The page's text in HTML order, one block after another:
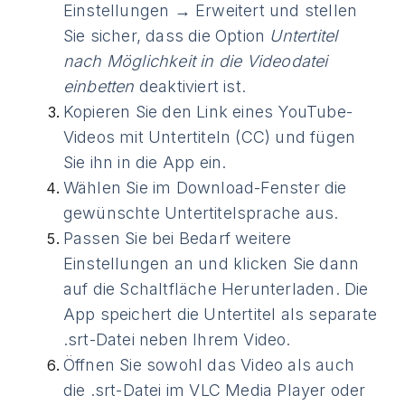
Einstellungen → Erweitert und stellen
Sie sicher, dass die Option Untertitel
nach Möglichkeit in die Videodatei
einbetten deaktiviert ist.
Kopieren Sie den Link eines YouTube-
Videos mit Untertiteln (CC) und fügen
Sie ihn in die App ein.
Wählen Sie im Download-Fenster die
gewünschte Untertitelsprache aus.
Passen Sie bei Bedarf weitere
Einstellungen an und klicken Sie dann
auf die Schaltfläche Herunterladen. Die
App speichert die Untertitel als separate
.srt-Datei neben Ihrem Video.
Öffnen Sie sowohl das Video als auch
die .srt-Datei im VLC Media Player oder